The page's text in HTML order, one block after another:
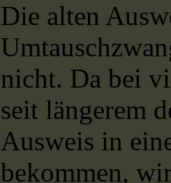
Die alten
nicht. Da bei
seit längerem
Ausweis in
bekommen,